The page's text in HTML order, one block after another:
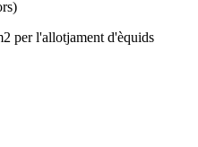
per l'allotjament d'èquids